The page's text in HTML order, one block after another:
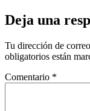
Deja una
Tu dirección de
obligatorios están
Comentario *